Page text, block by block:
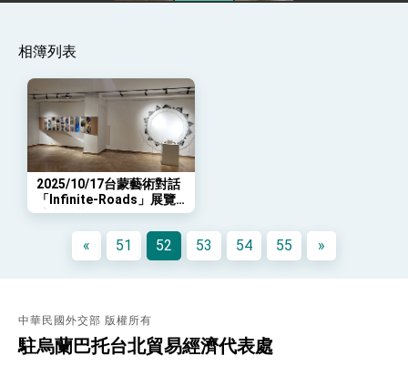
外交部長林佳龍主持第35次「參與亞太經濟合作
策略小組」跨部會會議
民調顯示多數國人滿意政府外交表現，高度支持
「總合外交」與台歐美日關係深化
總統以「韌性之島，希望之光」為題發表2026新
年談話
總統主持「守護民主台灣國安行動方案」記者
會 強調以實力守護台海和平 以決心掌握國家
變局中 奮起的新臺灣 總統發表國慶演說
賴總統就職演說影片
總統重要談話
相簿列表
2025/10/17台蒙藝術對話
「Infinite-Roads」展覽
盛大開幕
« 51 52 53 54 55 »
中華民國外交部 版權所有
駐烏蘭巴托台北貿易經濟代表處